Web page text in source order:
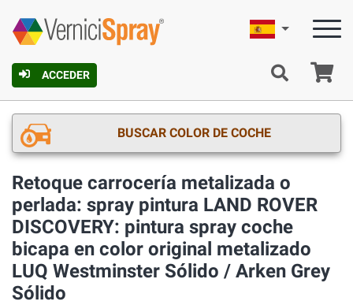
ACCEDER
Español
BUSCAR COLOR DE COCHE
Retoque carrocería metalizada o
perlada: spray pintura LAND ROVER
DISCOVERY: pintura spray coche
bicapa en color original metalizado
LUQ Westminster Sólido / Arken Grey
Sólido